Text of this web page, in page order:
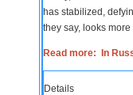
has stabilized,
they say, looks
Read more: In
Details